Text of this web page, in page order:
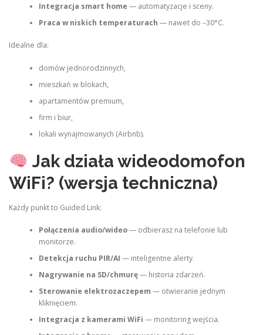
Integracja smart home — automatyzacje i sceny.
Praca w niskich temperaturach — nawet do –30°C.
Idealne dla:
domów jednorodzinnych,
mieszkań w blokach,
apartamentów premium,
firm i biur,
lokali wynajmowanych (Airbnb).
Jak działa wideodomofon
WiFi? (wersja techniczna)
Każdy punkt to Guided Link:
Połączenia audio/wideo— odbierasz na telefonie lub
monitorze.
Detekcja ruchu PIR/AI — inteligentne alerty.
Nagrywanie na SD/chmurę— historia zdarzeń.
Sterowanie elektrozaczepem — otwieranie jednym
kliknięciem.
Integracja z kamerami WiFi — monitoring wejścia.